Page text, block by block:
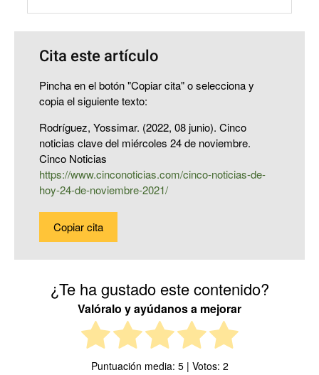
Cita este artículo
Pincha en el botón "Copiar cita" o selecciona y
copia el siguiente texto:
Rodríguez, Yossimar. (2022, 08 junio). Cinco
noticias clave del miércoles 24 de noviembre.
Cinco Noticias
https://www.cinconoticias.com/cinco-noticias-de-
hoy-24-de-noviembre-2021/
Copiar cita
¿Te ha gustado este contenido?
Valóralo y ayúdanos a mejorar
Puntuación media: 5| Votos: 2